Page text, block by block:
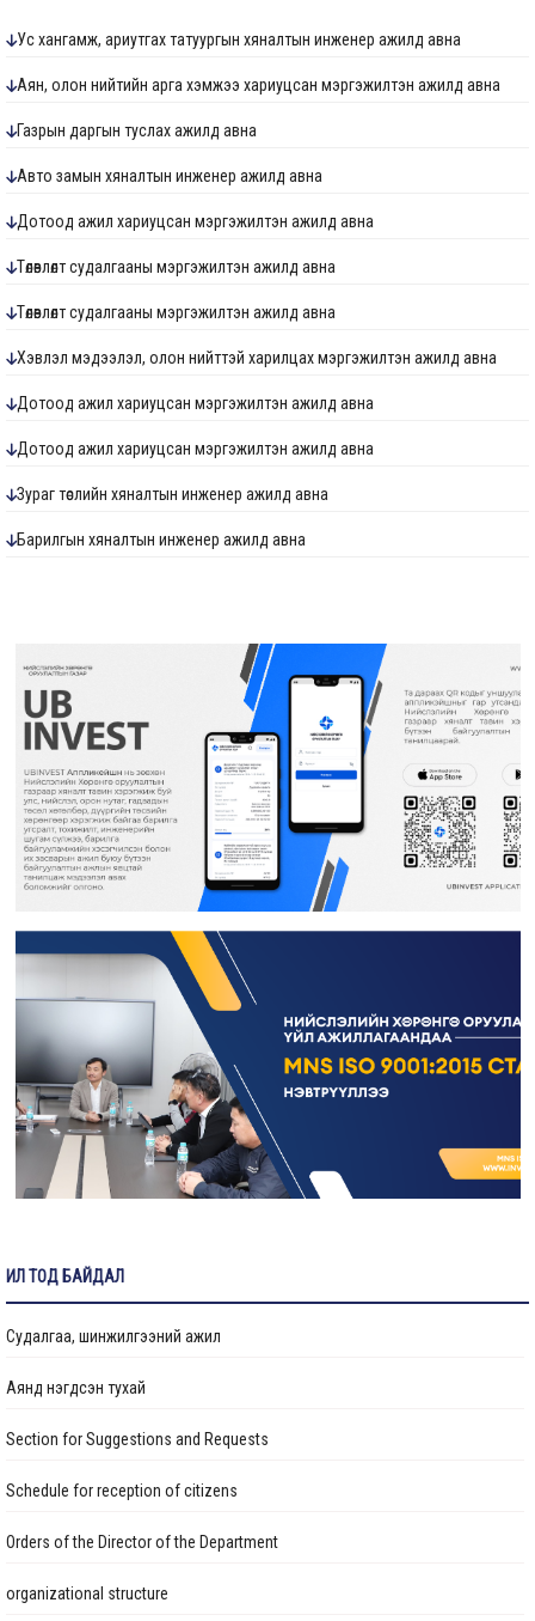
Ус хангамж, ариутгах татуургын хяналтын инженер ажилд авна
Аян, олон нийтийн арга хэмжээ хариуцсан мэргэжилтэн ажилд авна
Газрын даргын туслах ажилд авна
Авто замын хяналтын инженер ажилд авна
Дотоод ажил хариуцсан мэргэжилтэн ажилд авна
Төлөвлөлт судалгааны мэргэжилтэн ажилд авна
Төлөвлөлт судалгааны мэргэжилтэн ажилд авна
Хэвлэл мэдээлэл, олон нийттэй харилцах мэргэжилтэн ажилд авна
Дотоод ажил хариуцсан мэргэжилтэн ажилд авна
Дотоод ажил хариуцсан мэргэжилтэн ажилд авна
Зураг төслийн хяналтын инженер ажилд авна
Барилгын хяналтын инженер ажилд авна
Хөрөнгө оруулалтын санхүүжилт хариуцсан мэргэжилтэн ажилд авна
Дотоод ажил хариуцсан мэргэжилтэн ажилд авна
Гэрээт монгол бичиг хөтлөлт хариуцсан гэрээт ажилтан ажилд авна
Гидротехникийн хяналтын инженер ажилд авна
Дулаан хангамж, агаар сэлгэлтийн хяналтын инженер ажилд авна
Барилгын инженер ажилд авна
Мэргэшсэн төсөвчин ажилд авна
Жолооч ажилд авна
Зураг төслийн хяналтын инженер ажилд авна
“Нийслэлийн Хөрөнгө оруулалтын газар” ОНӨААТҮГ-т гэрээт үйлчлэгч
ажилд авна
Гидротехникийн хяналтын инженер ажилд авна
Ус хангамж, ариутгах татуургын хяналтын инженер ажилд авна
ИЛ ТОД БАЙДАЛ
Судалгаа, шинжилгээний ажил
Аянд нэгдсэн тухай
Section for Suggestions and Requests
Schedule for reception of citizens
Orders of the Director of the Department
organizational structure